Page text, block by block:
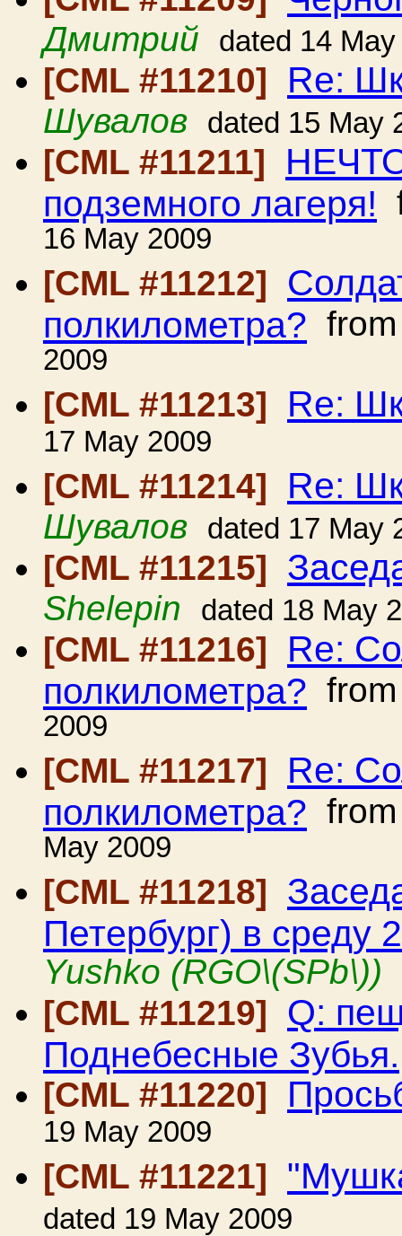
Дмитрий dated 14
[CML #11210] Re:
Шувалов dated 15 May
[CML #11211]
подземного лагеря!
16 May 2009
[CML #11212]
полкилометра?
2009
[CML #11213]
Re:
17 May 2009
[CML #11214]
Re:
Шувалов dated 17 May
[CML #11215]
Shelepin dated 18 May
[CML #11216] Re:
полкилометра?
2009
[CML #11217]
Re:
полкилометра?
May 2009
[CML #11218]
Петербург) в среду
Yushko (RGO\(SPb\))
[CML #11219]
Q:
Поднебесные Зубья.
[CML #11220]
19 May 2009
[CML #11221]
dated 19 May 2009